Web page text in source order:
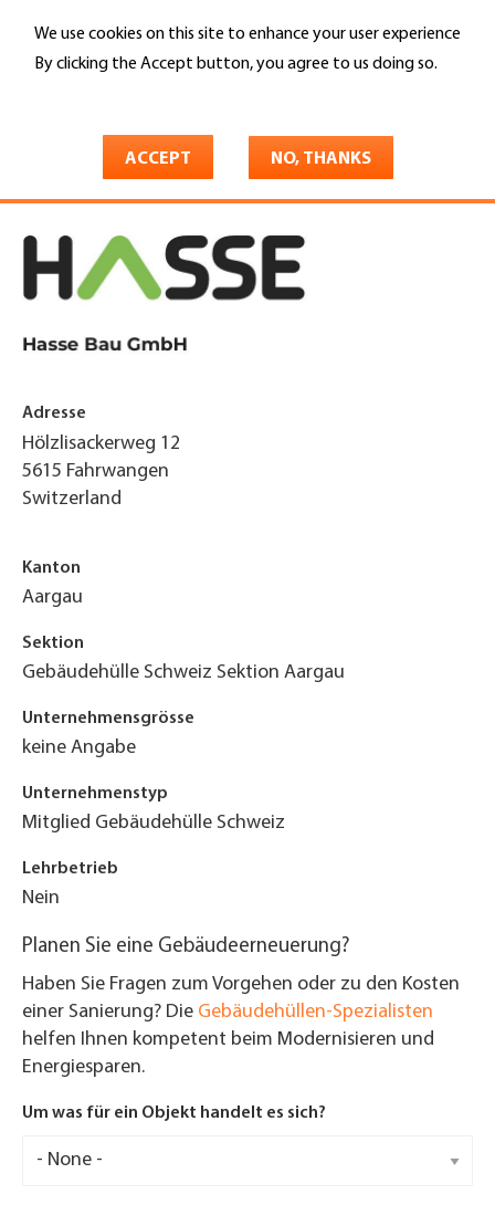
We use cookies on this site to enhance your user experience
By clicking the Accept button, you agree to us doing so.
ACCEPT NO, THANKS
main
Search
Hasse Bau GmbH
Adresse
Hölzlisackerweg 12
5615 Fahrwangen
Switzerland
Kanton
Aargau
Sektion
Gebäudehülle Schweiz Sektion Aargau
Unternehmensgrösse
keine Angabe
Unternehmenstyp
Mitglied Gebäudehülle Schweiz
Lehrbetrieb
Nein
Planen Sie eine Gebäudeerneuerung?
Haben Sie Fragen zum Vorgehen oder zu den Kosten
einer Sanierung? Die Gebäudehüllen-Spezialisten
helfen Ihnen kompetent beim Modernisieren und
Energiesparen.
Um was für ein Objekt handelt es sich?